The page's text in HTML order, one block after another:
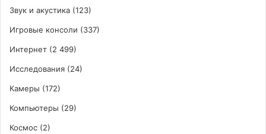
Звук и акустика (123)
Игровые консоли (337)
Интернет (2 499)
Исследования (24)
Камеры (172)
Компьютеры (29)
Космос (2)